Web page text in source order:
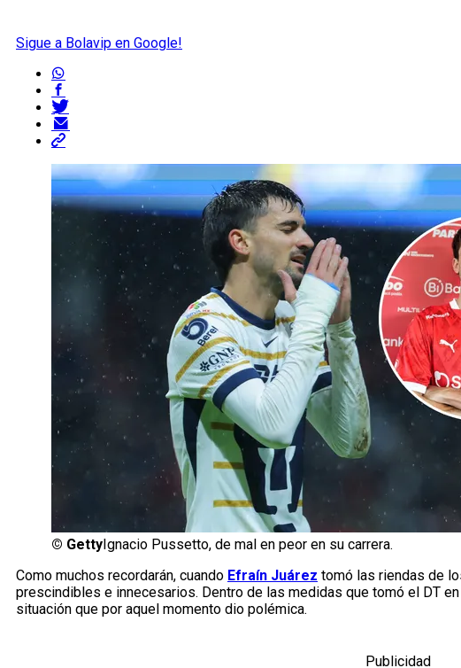
Sigue a Bolavip en Google!
© Getty Ignacio Pussetto, de mal en peor en su carrera.
Como muchos recordarán, cuando Efraín Juárez tomó las riendas de
prescindibles e innecesarios. Dentro de las medidas que tomó el DT
situación que por aquel momento dio polémica.
Publicidad